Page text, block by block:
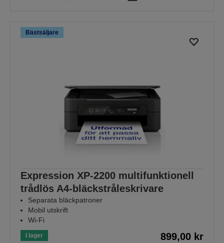
Bästsäljare
Expression XP-2200 multifunktionell
trådlös A4-bläckstråleskrivare
Separata bläckpatroner
Mobil utskrift
Wi-Fi
I lager 899,00 kr